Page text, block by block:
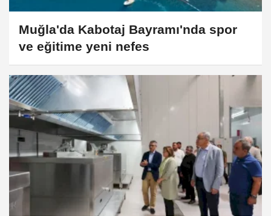
Muğla'da Kabotaj Bayramı'nda spor
ve eğitime yeni nefes